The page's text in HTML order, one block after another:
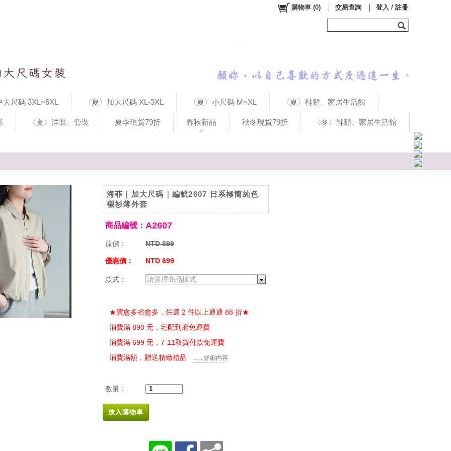
尺碼 3XL~6XL 〈夏〉加大尺碼 XL-3XL 〈夏〉小尺碼 M~XL 〈夏〉鞋類、家居生活館
〈夏〉洋裝、套裝 夏季現貨79折 春秋新品 秋冬現貨79折 〈冬〉鞋類、家居生活館
購物車 (0) 交易查詢 登入 / 註冊
海菲｜加大尺碼｜編號2607 日系極簡純色
襯衫薄外套
商品編號： A2607
原價： NTD 899
優惠價： NTD 699
款式： 請選擇商品樣式
★買愈多省愈多，任選 2 件以上通通 88 折★
消費滿 890 元，宅配到府免運費
消費滿 699 元，7-11取貨付款免運費
消費滿額，贈送精緻禮品
. . . 詳細內容
數量：
放入購物車